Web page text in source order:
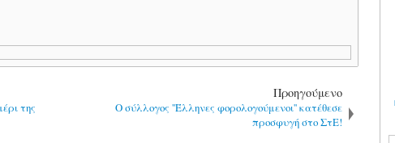
της
Προηγούμενο
Ο σύλλογος ''Έλληνες φορολογούμενοι'' κατέθεσε
προσφυγή στο ΣτΕ!